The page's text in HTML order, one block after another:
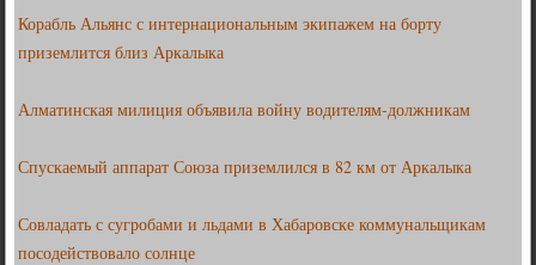
Корабль Альянс с интернациональным экипажем на борту
приземлится близ Аркалыка
Алматинская милиция объявила войну водителям-должникам
Спускаемый аппарат Союза приземлился в 82 км от Аркалыка
Совладать с сугробами и льдами в Хабаровске коммунальщикам
посодействовало солнце